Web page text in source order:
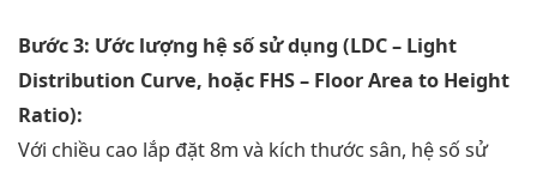
Bước 3: Ước lượng hệ số sử dụng (LDC – Light
Distribution Curve, hoặc FHS – Floor Area to Height
Ratio):
Với chiều cao lắp đặt 8m và kích thước sân, hệ số sử